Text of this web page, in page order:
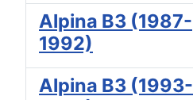
Alpina B3 (1987-
1992)
Alpina B3 (1993-